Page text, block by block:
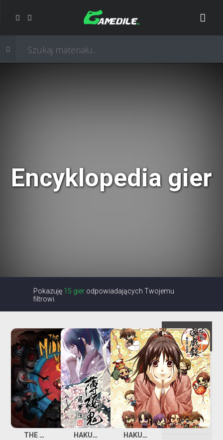
Encyklopedia gier
Pokazuję 15 gier odpowiadających Twojemu
filtrowi.
THE MIDNIGHT WALK
HAKUOKI: SHINKAI - FUUKADEN
HAKUOUKI: YUUGIROKU - TAISHI-TACHI NO DAIENKAI
Wszystkie
gry
Gry na
dwóch
Gry dla
dzieci
Gry Kinect